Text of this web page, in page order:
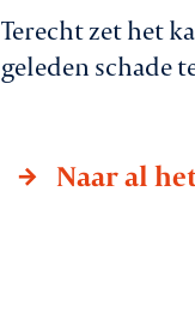
Terecht zet het
geleden schade
Naar al